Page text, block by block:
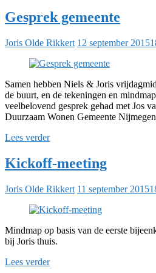
Gesprek gemeente
Joris Olde Rikkert 12 september 2015
Samen hebben Niels & Joris
de buurt, en de tekeningen en
veelbelovend gesprek gehad met Jos
Duurzaam Wonen Gemeente
Lees verder
Kickoff-meeting
Joris Olde Rikkert 11 september 2015
Mindmap op basis van de eerste
bij Joris thuis.
Lees verder